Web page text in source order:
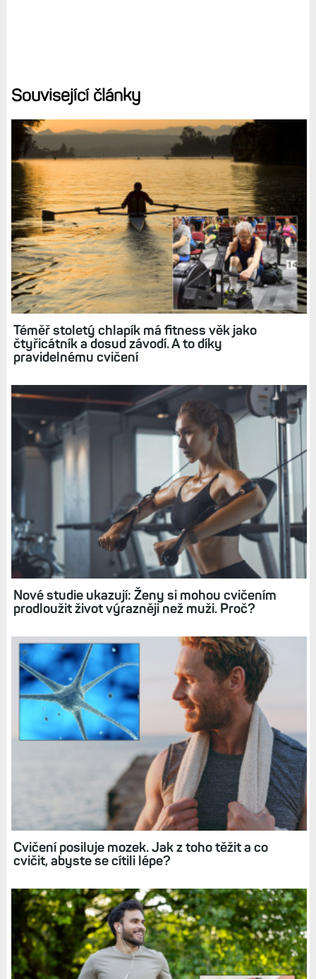
Související články
Téměř stoletý chlapík má fitness věk jako
čtyřicátník a dosud závodí. A to díky
pravidelnému cvičení
Nové studie ukazují: Ženy si mohou cvičením
prodloužit život výrazněji než muži. Proč?
Cvičení posiluje mozek. Jak z toho těžit a co
cvičit, abyste se cítili lépe?